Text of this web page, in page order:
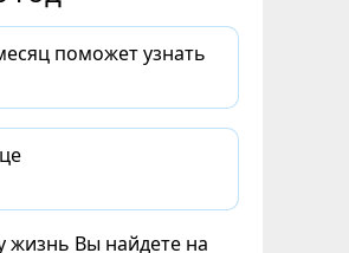
поможет узнать
жизнь Вы найдете на